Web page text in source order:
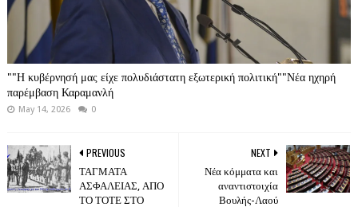
""Η κυβέρνησή μας είχε πολυδιάστατη εξωτερική πολιτική""Νέα ηχηρή
παρέμβαση Καραμανλή
May 14, 2026 0
NEXT
Νέα κόμματα και
αναντιστοιχία
Βουλής-Λαού
PREVIOUS
ΤΑΓΜΑΤΑ
ΑΣΦΑΛΕΙΑΣ, ΑΠΟ
ΤΟ ΤΟΤΕ ΣΤΟ